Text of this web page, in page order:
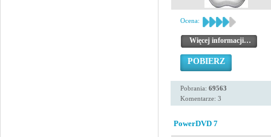
Ocena:
Więcej informacji…
POBIERZ
Pobrania: 69563
Komentarze: 3
PowerDVD 7